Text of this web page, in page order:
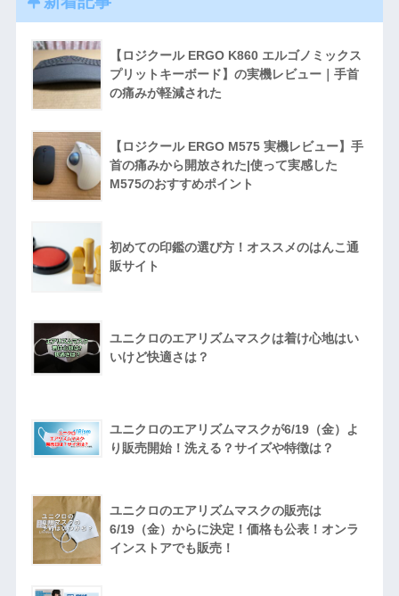
【ロジクール ERGO K860 エルゴノミックス
プリットキーボード】の実機レビュー｜手首
の痛みが軽減された
【ロジクール ERGO M575 実機レビュー】手
首の痛みから開放された|使って実感した
M575のおすすめポイント
初めての印鑑の選び方！オススメのはんこ通
販サイト
ユニクロのエアリズムマスクは着け心地はい
いけど快適さは？
ユニクロのエアリズムマスクが6/19（金）よ
り販売開始！洗える？サイズや特徴は？
ユニクロのエアリズムマスクの販売は
6/19（金）からに決定！価格も公表！オンラ
インストアでも販売！